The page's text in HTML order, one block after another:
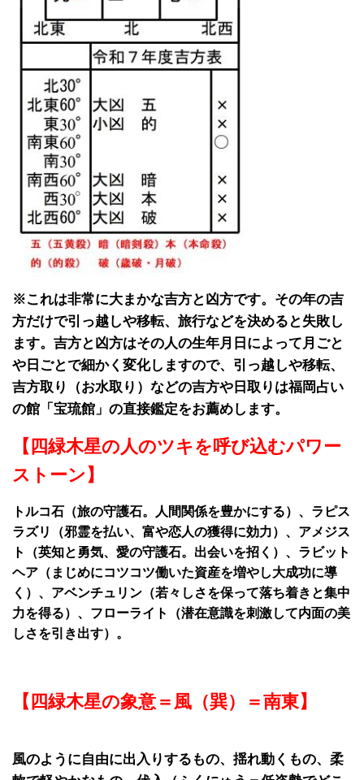
※これは非常に大まかな吉方と凶方です。その年の吉
方だけで引っ越しや移転、旅行などを決めると失敗し
ます。吉方と凶方はその人の生年月日によって月ごと
や日ごとで細かく変化しますので、引っ越しや移転、
吉方取り（お水取り）などの吉方や日取りは福岡占い
の館「宝琉館」の直接鑑定をお薦めします。
【四緑木星の人のツキを呼び込むパワー
ストーン】
トルコ石（旅の守護石。人間関係を豊かにする）、ラピス
ラズリ（邪霊を払い、富や恋人の獲得に効力）、アメジス
ト（英知と勇気、愛の守護石。出会いを招く）、ラビット
ヘア（まじめにコツコツ働いた資産を増やし大成功に導
く）、アベンチュリン（若々しさを保って落ち着きと集中
力を得る）、フローライト（潜在意識を刺激して内面の美
しさを引き出す）。
【四緑木星の象意＝風（巽）＝南東】
風のように自由に出入りするもの、揺れ動くもの、柔